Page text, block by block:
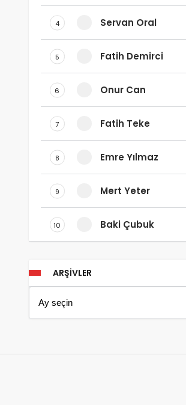
4 Servan Oral
5 Fatih Demirci
6 Onur Can
7 Fatih Teke
8 Emre Yılmaz
9 Mert Yeter
10 Baki Çubuk
ARŞIVLER